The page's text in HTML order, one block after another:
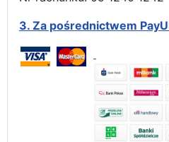
3. Za pośrednictwem